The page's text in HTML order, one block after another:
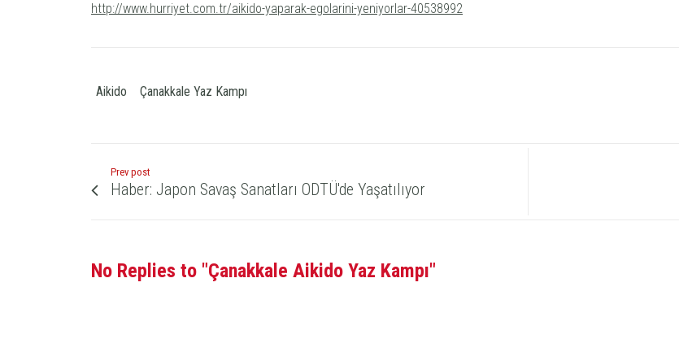
http://www.hurriyet.com.tr/aikido-yaparak-egolarini-yeniyorlar-40538992
Aikido Çanakkale Yaz Kampı
Prev post
Haber: Japon Savaş Sanatları ODTÜ'de Yaşatılıyor
No Replies to "Çanakkale Aikido Yaz Kampı"